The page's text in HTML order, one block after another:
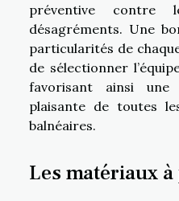
préventive contre
désagréments. Une
particularités de
de sélectionner
favorisant ainsi une
plaisante de toutes
balnéaires.
Les matériaux